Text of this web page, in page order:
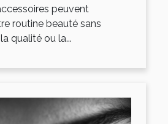
peuvent
routine beauté sans
qualité ou la...